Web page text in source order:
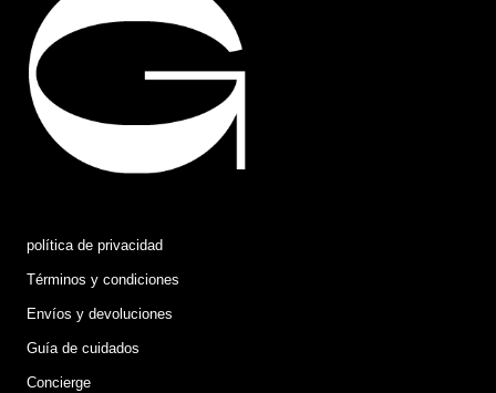
política de privacidad
Términos y condiciones
Envíos y devoluciones
Guía de cuidados
Concierge